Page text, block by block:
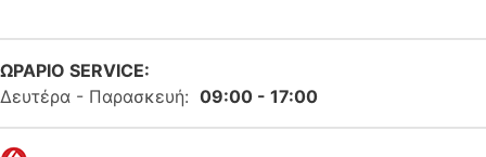
ΩΡΑΡΙΟ SERVICE:
Δευτέρα - Παρασκευή: 09:00 - 17:00